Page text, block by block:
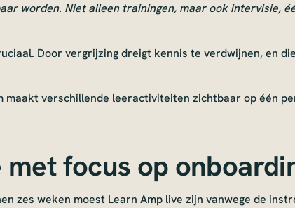
worden. Niet alleen trainingen, maar ook intervisie,
Door vergrijzing dreigt kennis te verdwijnen, en
maakt verschillende leeractiviteiten zichtbaar op één
focus op
zes weken moest Learn Amp live zijn vanwege de